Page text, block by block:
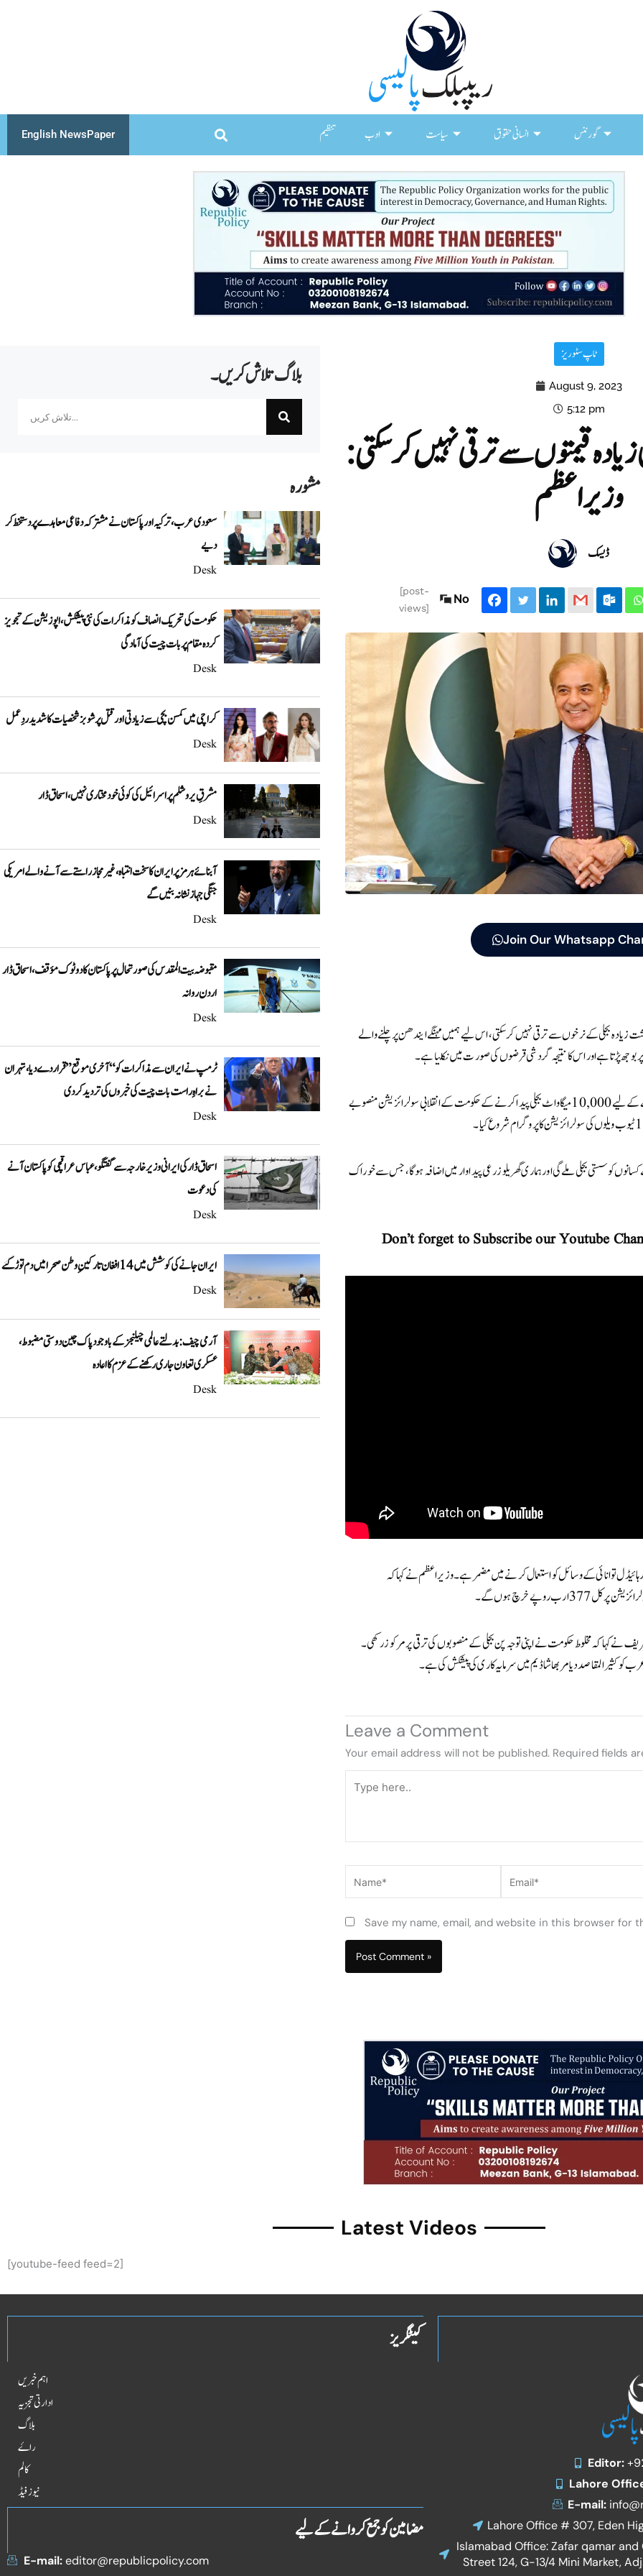
English NewsPaper گورننس انسانی حقوق سیاست ادب تنظیم
بلاگ تلاش کریں۔
مشورہ
سعودی عرب، ترکیہ اور پاکستان نے مشترکہ دفاعی معاہدے پر دستخط کر
دیے
Desk
حکومت کی تحریک انصاف کو مذاکرات کی نئی پیشکش، اپوزیشن کے تجویز
کردہ مقام پر بات چیت کی آمادگی
Desk
کراچی میں کمسن بچی سے زیادتی اور قتل پر شوبز شخصیات کا شدید ردِعمل
Desk
مشرقِ یروشلم پر اسرائیل کی کوئی خودمختاری نہیں، اسحاق ڈار
Desk
آبنائے ہرمز پر ایران کا سخت انتباہ، غیر مجاز راستے سے آنے والے امریکی
جنگی جہاز نشانہ بنیں گے
Desk
مقبوضہ بیت المقدس کی صورتحال پر پاکستان کا دوٹوک مؤقف، اسحاق ڈار
اردن روانہ
Desk
ٹرمپ نے ایران سے مذاکرات کو “آخری موقع” قرار دے دیا، تہران
نے براہِ راست بات چیت کی خبروں کی تردید کر دی
Desk
اسحاق ڈار کی ایرانی وزیر خارجہ سے گفتگو، عباس عراقچی کو پاکستان آنے
کی دعوت
Desk
ایران جانے کی کوشش میں 14 افغان تارکینِ وطن صحرا میں دم توڑ گئے
Desk
آرمی چیف: بدلتے عالمی چیلنجز کے باوجود پاک چین دوستی مضبوط،
عسکری تعاون جاری رکھنے کے عزم کا اعادہ
Desk
ٹاپ سٹوریز
August 9, 2023
5:12 pm
قیمتوں سے ترقی نہیں کر سکتی:
وزیراعظم
ڈیسک
[post-
views]
No
Join Our Whatsapp
زیادہ بجلی کے نرخوں سے ترقی نہیں کر سکتی، اس لیے ہمیں مہنگے ایندھن پر چلنے والے
بوجھ پڑتا ہے اور اس کا نتیجہ گردشی قرضوں کی صورت میں نکلتا ہے۔
وزیر اعظم نے کہا کہ مہنگی تھرمل پاور کو تبدیل کرنے کے لیے 10,000 میگاواٹ بجلی پیدا کرنے کے حکومت کے انقلابی سولرائزیشن منصوبے
کو سستی بجلی ملے گی اور ہماری گھریلو زرعی پیداوار میں اضافہ ہوگا، جس سے خوراک
Don’t forget to Subscribe our Youtube
توانائی کے وسائل کو استعمال کرنے میں مضمر ہے۔وزیراعظم نے کہا کہ
روپے خرچ ہوں گے۔
شریف نے کہا کہ مخلوط حکومت نے اپنی توجہ پن بجلی کے منصوبوں کی ترقی پر مرکوز رکھی۔
کثیر المقاصد دیامر بھاشا ڈیم میں سرمایہ کاری کی پیشکش کی ہے۔
Leave a Comment
Your email address will not be published. Required fields
here..
Save my name, email, and website in this browser for
Latest Videos
[youtube-feed feed=2]
کیٹگریز
اہم خبریں
ادارتی تجزیہ
بلاگ
راۓ
کالم
نیوز فیڈ
مضامین کو جمع کروانے کے لیے
E-mail:editor@republicpolicy.com
Editor:
Lahore
E-mail:
Lahore Office # 307, Eden
Islamabad Office: Zafar qamar and
Street 124, G-13/4 Mini Market,